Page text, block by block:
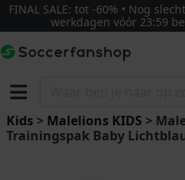
FINAL SALE: tot -60% • Nog
werkdagen vóór 23:59
Kids > Malelions KIDS >
Trainingspak Baby